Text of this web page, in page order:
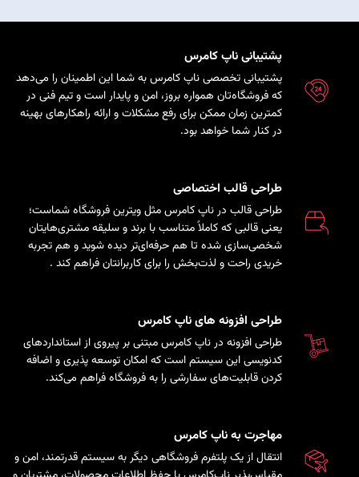
پشتیبانی ناپ کامرس
پشتیبانی تخصصی ناپ کامرس به شما این اطمینان را می‌دهد
که فروشگاه‌تان همواره بروز، امن و پایدار است و تیم فنی در
کمترین زمان ممکن برای رفع مشکلات و ارائه راهکارهای بهینه
در کنار شما خواهد بود.
طراحی قالب اختصاصی
طراحی قالب در ناپ کامرس مثل ویترین فروشگاه شماست؛
یعنی قالبی که کاملاً متناسب با برند و سلیقه مشتری‌هایتان
شخصی‌سازی شده تا هم حرفه‌ای‌تر دیده شوید و هم تجربه
خریدی راحت و لذت‌بخش را برای کاربرانتان فراهم کند .
طراحی افزونه های ناپ کامرس
طراحی افزونه در ناپ کامرس مبتنی بر پیروی از استانداردهای
کدنویسی این سیستم است که امکان توسعه پذیری و اضافه
کردن قابلیت‌های سفارشی را به فروشگاه فراهم می‌کند.
مهاجرت به ناپ کامرس
انتقال از یک پلتفرم فروشگاهی دیگر به سیستم قدرتمند، امن و